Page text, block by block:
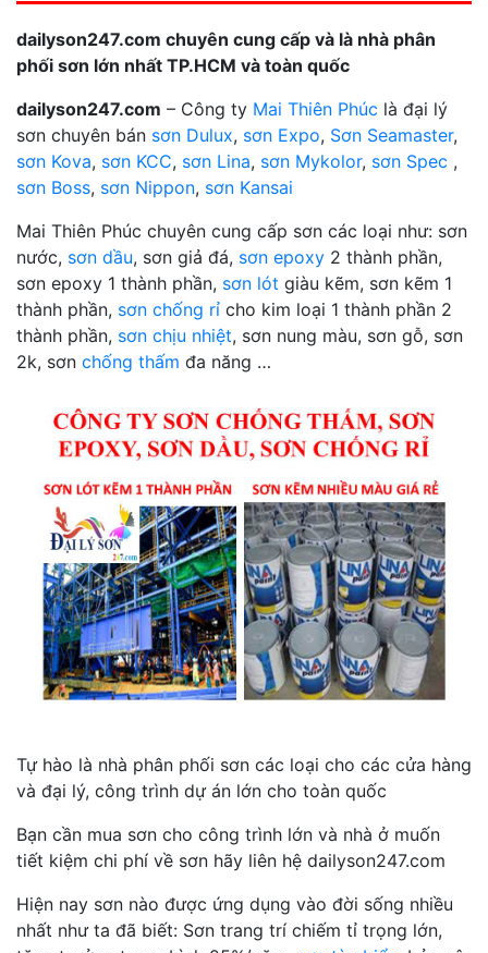
dailyson247.com chuyên cung cấp và là nhà phân
phối sơn lớn nhất TP.HCM và toàn quốc
dailyson247.com – Công ty Mai Thiên Phúc là đại lý
sơn chuyên bán sơn Dulux, sơn Expo, Sơn Seamaster,
sơn Kova, sơn KCC, sơn Lina, sơn Mykolor, sơn Spec ,
sơn Boss, sơn Nippon, sơn Kansai
Mai Thiên Phúc chuyên cung cấp sơn các loại như: sơn
nước, sơn dầu, sơn giả đá, sơn epoxy 2 thành phần,
sơn epoxy 1 thành phần, sơn lót giàu kẽm, sơn kẽm 1
thành phần, sơn chống rỉ cho kim loại 1 thành phần 2
thành phần, sơn chịu nhiệt, sơn nung màu, sơn gỗ, sơn
2k, sơn chống thấm đa năng …
Tự hào là nhà phân phối sơn các loại cho các cửa hàng
và đại lý, công trình dự án lớn cho toàn quốc
Bạn cần mua sơn cho công trình lớn và nhà ở muốn
tiết kiệm chi phí về sơn hãy liên hệ dailyson247.com
Hiện nay sơn nào được ứng dụng vào đời sống nhiều
nhất như ta đã biết: Sơn trang trí chiếm tỉ trọng lớn,